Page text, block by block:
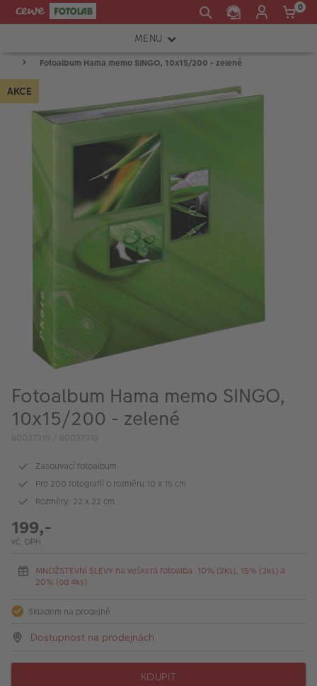
0
MENU
FOTOAPARÁTY
OBJEKTIVY
ATELIÉR
TISKÁRNY A SKENERY
FOTOBRAŠNY
PŘÍSLUŠENSTVÍ
FOTOALBA
VÝPRODEJ
FOTO BAZAR
Fotoprodukty
Fotoalbum Hama memo SINGO, 10x15/200 - zelené
AKCE
Fotoalbum Hama memo SINGO,
10x15/200 - zelené
80037319 / 80037319
Zasouvací fotoalbum
Pro 200 fotografií o rozměru 10 x 15 cm
Rozměry: 22 x 22 cm
199,-
vč. DPH
MNOŽSTEVNÍ SLEVY na veškerá fotoalba: 10% (2ks), 15% (3ks) a
20% (od 4ks)
Skladem na prodejně
Dostupnost na prodejnách
KOUPIT